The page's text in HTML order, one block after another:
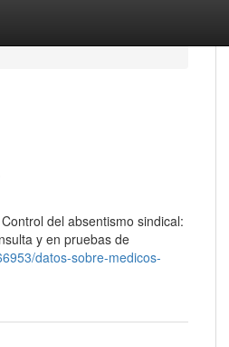
del absentismo sindical:
y en pruebas de
datos-sobre-medicos-